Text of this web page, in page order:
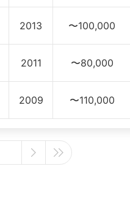
2013 〜100,000
2011 〜80,000
2009 〜110,000